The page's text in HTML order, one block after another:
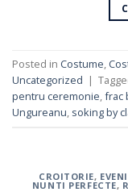
Posted in Costume,
Uncategorized |
pentru ceremonie,frac
Ungureanu, soking by
CROITORIE,
NUNTI PERFECTE,